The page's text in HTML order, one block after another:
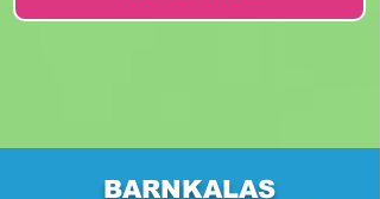
BARNKALAS